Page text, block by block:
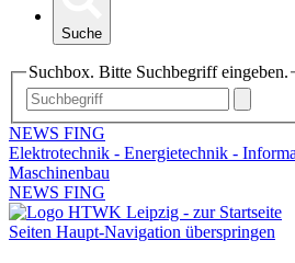
Suche
Suchbox. Bitte Suchbegriff eingeben.
NEWS FING
Elektrotechnik - Energietechnik -
Maschinenbau
NEWS FING
Seiten Haupt-Navigation überspringen